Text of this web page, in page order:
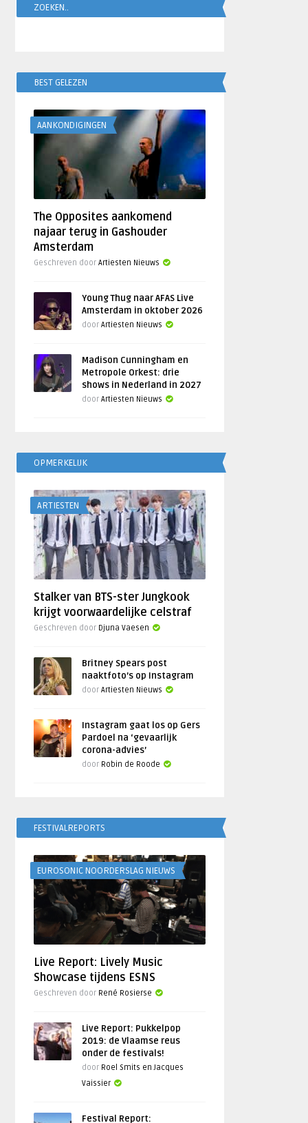
ZOEKEN..
BEST GELEZEN
AANKONDIGINGEN
The Opposites aankomend
najaar terug in Gashouder
Amsterdam
Geschreven doorArtiesten Nieuws
Young Thug naar AFAS Live
Amsterdam in oktober 2026
doorArtiesten Nieuws
Madison Cunningham en
Metropole Orkest: drie
shows in Nederland in 2027
doorArtiesten Nieuws
OPMERKELIJK
ARTIESTEN
Stalker van BTS-ster Jungkook
krijgt voorwaardelijke celstraf
Geschreven door Djuna Vaesen
Britney Spears post
naaktfoto’s op Instagram
doorArtiesten Nieuws
Instagram gaat los op Gers
Pardoel na ‘gevaarlijk
corona-advies’
door Robin de Roode
FESTIVALREPORTS
EUROSONIC NOORDERSLAG NIEUWS
Live Report: Lively Music
Showcase tijdens ESNS
Geschreven door René Rosierse
Live Report: Pukkelpop
2019: de Vlaamse reus
onder de festivals!
door Roel Smits en Jacques
Vaissier
Festival Report: